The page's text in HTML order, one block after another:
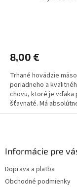
8,00 €
Trhané hovädzie
poriadneho a
chovu, ktoré je vďaka
šťavnaté. Má
pripravené na
Informácie pre
Doprava a platba
Obchodné podmienky